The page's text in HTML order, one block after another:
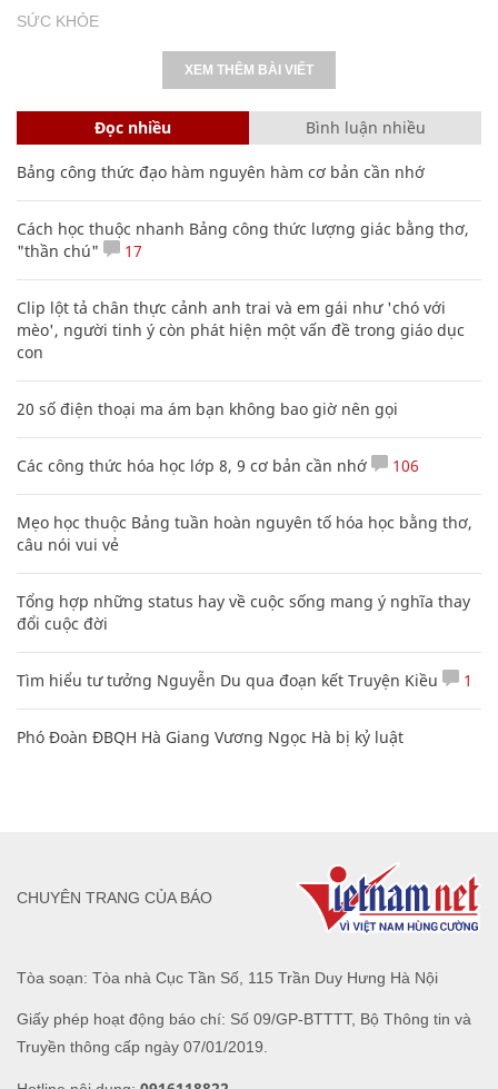
SỨC KHỎE
XEM THÊM BÀI VIẾT
Đọc nhiều Bình luận nhiều
Bảng công thức đạo hàm nguyên hàm cơ bản cần nhớ
Cách học thuộc nhanh Bảng công thức lượng giác bằng thơ,
"thần chú"
17
Clip lột tả chân thực cảnh anh trai và em gái như 'chó với
mèo', người tinh ý còn phát hiện một vấn đề trong giáo dục
con
20 số điện thoại ma ám bạn không bao giờ nên gọi
Các công thức hóa học lớp 8, 9 cơ bản cần nhớ 106
Mẹo học thuộc Bảng tuần hoàn nguyên tố hóa học bằng thơ,
câu nói vui vẻ
Tổng hợp những status hay về cuộc sống mang ý nghĩa thay
đổi cuộc đời
Tìm hiểu tư tưởng Nguyễn Du qua đoạn kết Truyện Kiều 1
Phó Đoàn ĐBQH Hà Giang Vương Ngọc Hà bị kỷ luật
Tòa soạn: Tòa nhà Cục Tần Số, 115 Trần Duy Hưng Hà Nội
Giấy phép hoạt động báo chí: Số 09/GP-BTTTT, Bộ Thông tin và
Truyền thông cấp ngày 07/01/2019.
CHUYÊN TRANG CỦA BÁO